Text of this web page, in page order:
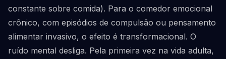
constante sobre comida). Para o comedor emocional
crônico, com episódios de compulsão ou pensamento
alimentar invasivo, o efeito é transformacional. O
ruído mental desliga. Pela primeira vez na vida adulta,